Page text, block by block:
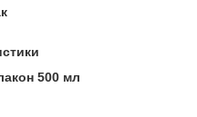
500 мл